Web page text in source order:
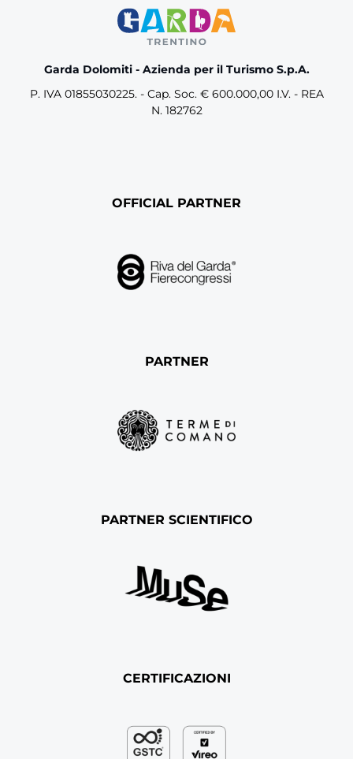
Garda Dolomiti - Azienda per il Turismo S.p.A.
P. IVA 01855030225. - Cap. Soc. € 600.000,00 I.V. - REA
N. 182762
OFFICIAL PARTNER
PARTNER
PARTNER SCIENTIFICO
CERTIFICAZIONI